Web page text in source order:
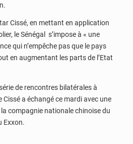
Cissé, en mettant en application
le Sénégal s’impose à « une
qui n’empêche pas que le pays
en augmentant les parts de l’Etat
de rencontres bilatérales à
Cissé a échangé ce mardi avec une
compagnie nationale chinoise du
Exxon.